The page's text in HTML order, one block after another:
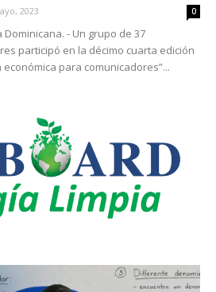
2023 0
- Un grupo de 37
participó en la décimo cuarta edición
para comunicadores”...